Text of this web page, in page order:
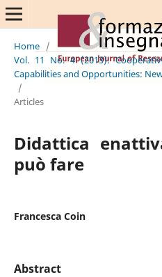
Home /
Vol. 11 No. 4 (2013):
Capabilities and Opportunities:
/
Articles
Didattica
può fare
Francesca Coin
Abstract